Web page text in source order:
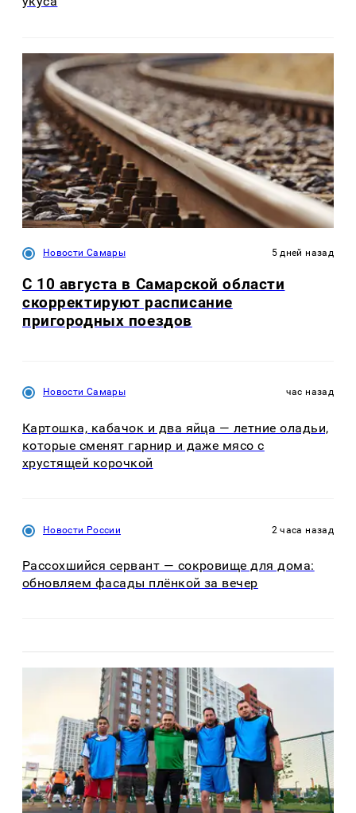
Новости Самары 5 дней назад
С 10 августа в Самарской области
скорректируют расписание
пригородных поездов
Новости Самары час назад
Картошка, кабачок и два яйца — летние оладьи,
которые сменят гарнир и даже мясо с
хрустящей корочкой
Новости России 2 часа назад
Рассохшийся сервант — сокровище для дома:
обновляем фасады плёнкой за вечер